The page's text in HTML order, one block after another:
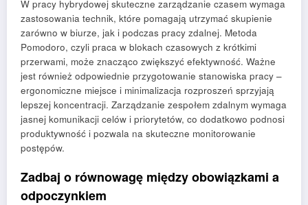
W pracy hybrydowej skuteczne zarządzanie czasem wymaga
zastosowania technik, które pomagają utrzymać skupienie
zarówno w biurze, jak i podczas pracy zdalnej. Metoda
Pomodoro, czyli praca w blokach czasowych z krótkimi
przerwami, może znacząco zwiększyć efektywność. Ważne
jest również odpowiednie przygotowanie stanowiska pracy –
ergonomiczne miejsce i minimalizacja rozproszeń sprzyjają
lepszej koncentracji. Zarządzanie zespołem zdalnym wymaga
jasnej komunikacji celów i priorytetów, co dodatkowo podnosi
produktywność i pozwala na skuteczne monitorowanie
postępów.
Zadbaj o równowagę między obowiązkami a
odpoczynkiem